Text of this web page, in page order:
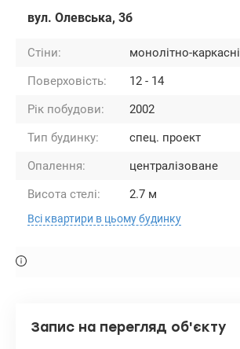
вул. Олевська, 3б
Стіни:
монолітно-каркасні
Поверховість:
12 - 14
Рік побудови:
2002
Тип будинку:
спец. проект
Опалення:
централізоване
Висота стелі:
2.7 м
Всі квартири в цьому будинку
Запис на перегляд об'єкту